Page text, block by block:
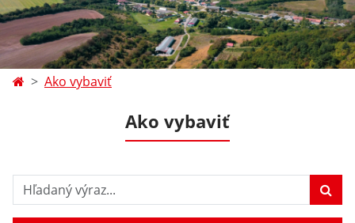
Ako vybaviť
Ako vybaviť
Hľadaný výraz...